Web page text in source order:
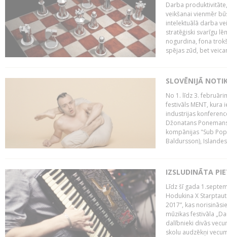
Darba
veikšanai vienmēr
intelektuālā darba
stratēģiski svarīgu
nogurdina, fona
spējas zūd, bet
SLOVĒNIJĀ
No 1. līdz 3.
festivāls MENT, kura
industrijas
Džonatans
kompānijas "Sub
Baldursson),
IZSLUDINĀTA
Līdz šī gada
Hodukina X
2017”, kas
mūzikas festivāla
dalībnieki divās
skolu audzēkņi